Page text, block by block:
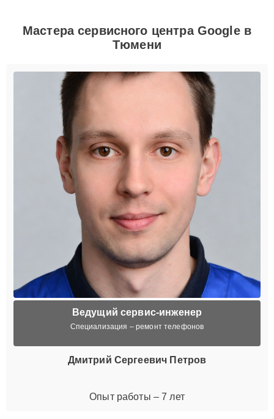
Мастера сервисного центра Google в
Тюмени
Ведущий сервис-инженер
Специализация – ремонт телефонов
Дмитрий Сергеевич Петров
Опыт работы – 7 лет